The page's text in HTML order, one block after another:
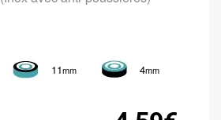
11mm 4mm